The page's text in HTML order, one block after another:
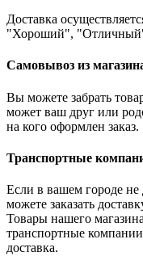
Доставка
"Хороший",
Самовывоз из
Вы можете забрать
может ваш друг или
на кого оформлен заказ.
Транспортные
Если в вашем городе не
можете заказать
Товары нашего
транспортные
доставка.